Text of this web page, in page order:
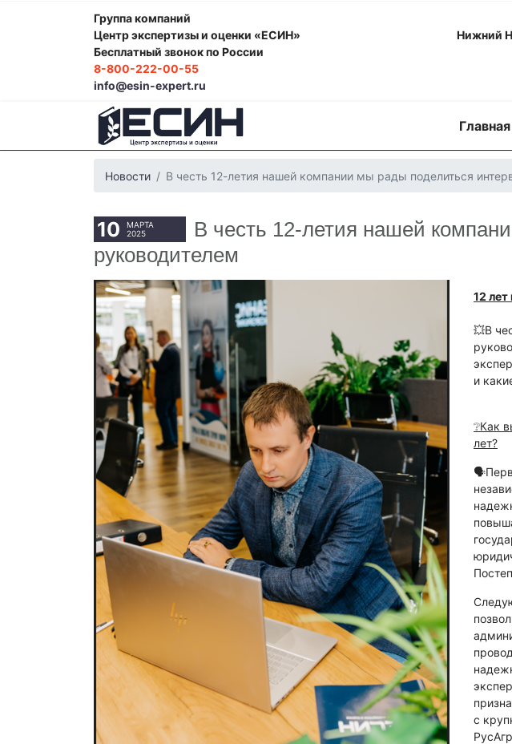
Группа компаний
Центр экспертизы и оценки «ЕСИН»
Бесплатный звонок по России
8-800-222-00-55
info@esin-expert.ru
Нижний
Главная
Новости В честь 12-летия нашей компании мы рады поделиться
10
МАРТА
2025
В честь 12-летия нашей
руководителем
12 лет
💥В
и
❔Как
лет?
с